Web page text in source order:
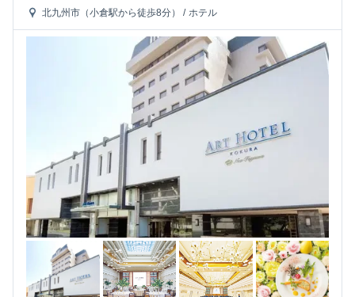
北九州市（小倉駅から徒歩8分） / ホテル